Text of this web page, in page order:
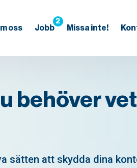
oss Jobb
2
Missa inte!
behöver
sätten att skydda dina